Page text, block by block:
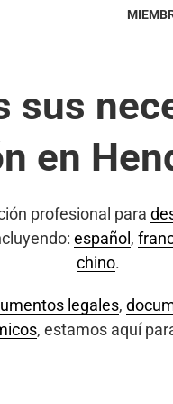
sus
en
profesional para
español ,
chino.
legales,
, estamos aquí